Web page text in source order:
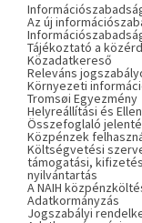
Az új
Tájékoztató a
Közadatkereső
Releváns
Környezeti
Tromsøi Egyezmény
Helyreállítási és
Összefoglaló
Közpénzek
Költségvetési
támogatási,
nyilvántartás
A NAIH
Adatkormányzás
Jogszabályi